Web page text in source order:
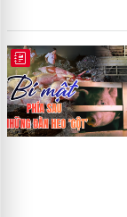
E-MAGAZINE